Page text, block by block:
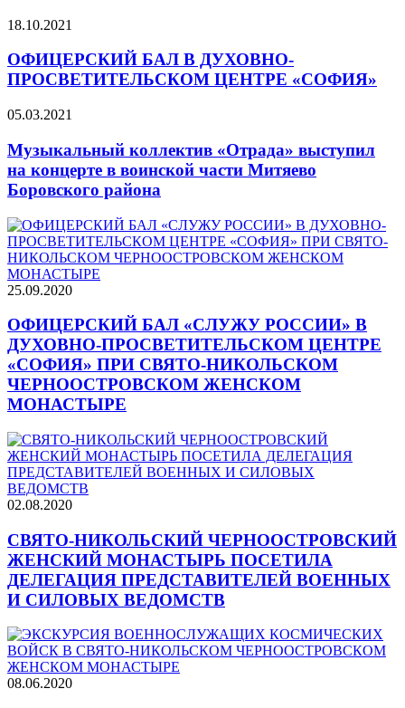
18.10.2021
ОФИЦЕРСКИЙ БАЛ В ДУХОВНО-
ПРОСВЕТИТЕЛЬСКОМ ЦЕНТРЕ «СОФИЯ»
05.03.2021
Музыкальный коллектив «Отрада» выступил
на концерте в воинской части Митяево
Боровского района
25.09.2020
ОФИЦЕРСКИЙ БАЛ «СЛУЖУ РОССИИ» В
ДУХОВНО-ПРОСВЕТИТЕЛЬСКОМ ЦЕНТРЕ
«СОФИЯ» ПРИ СВЯТО-НИКОЛЬСКОМ
ЧЕРНООСТРОВСКОМ ЖЕНСКОМ
МОНАСТЫРЕ
02.08.2020
СВЯТО-НИКОЛЬСКИЙ ЧЕРНООСТРОВСКИЙ
ЖЕНСКИЙ МОНАСТЫРЬ ПОСЕТИЛА
ДЕЛЕГАЦИЯ ПРЕДСТАВИТЕЛЕЙ ВОЕННЫХ
И СИЛОВЫХ ВЕДОМСТВ
08.06.2020